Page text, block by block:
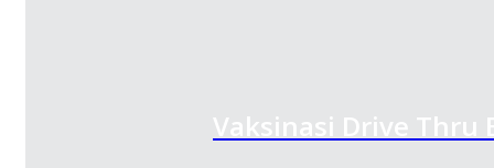
Vaksinasi Drive Thru